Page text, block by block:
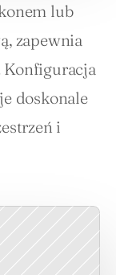
lub
zapewnia
Konfiguracja
doskonale
i